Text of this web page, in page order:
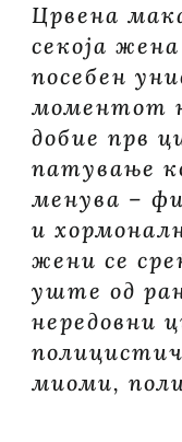
Црвена
секоја
посебен
моментот
добие прв
патување
менува –
и
жени се
уште од
нередовни
миоми,